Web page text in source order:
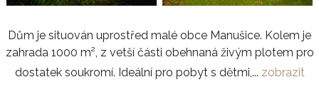
Dům je situován uprostřed malé obce Manušice. Kolem je
zahrada 1000 m², z vetší části obehnaná živým plotem pro
dostatek soukromí. Ideální pro pobyt s dětmi,... zobrazit